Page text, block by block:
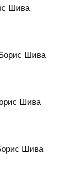
Шива
Шива
Шива
Шива